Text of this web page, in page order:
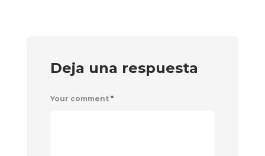
Deja una respuesta
Your comment *